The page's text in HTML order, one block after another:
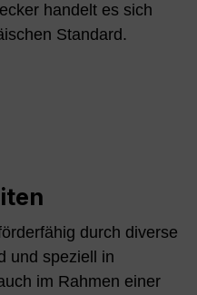
handelt es sich
Standard.
durch diverse
und speziell in
im Rahmen einer